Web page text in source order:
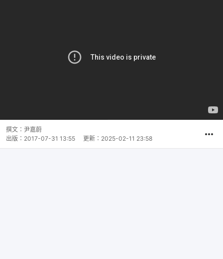
撰文： 尹嘉蔚
出版： 2017-07-31 13:55 更新： 2025-02-11 23:58